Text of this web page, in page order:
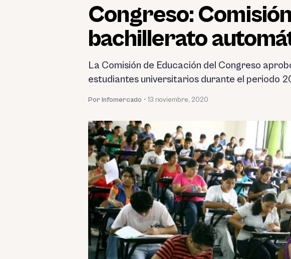
Congreso:
bachillerato
La Comisión de Educación del Congreso
estudiantes universitarios durante el periodo
Por Infomercado • 13 noviembre, 2020